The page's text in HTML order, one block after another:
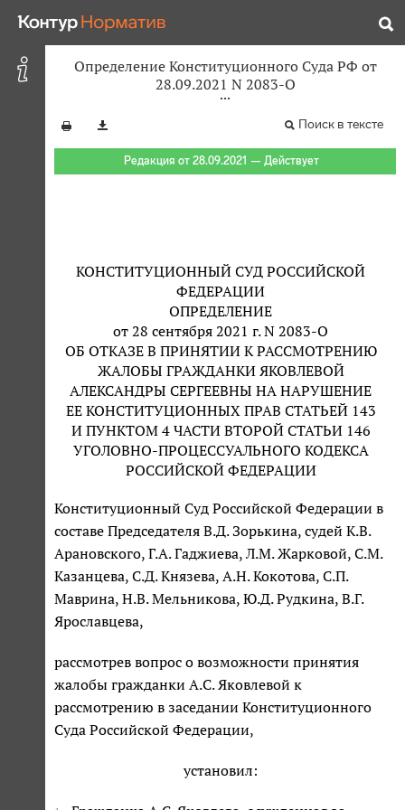
Определение Конституционного Суда РФ от
28.09.2021 N 2083-О
Поиск в тексте
Редакция от 28.09.2021 — Действует
КОНСТИТУЦИОННЫЙ СУД РОССИЙСКОЙ
ФЕДЕРАЦИИ
ОПРЕДЕЛЕНИЕ
от 28 сентября 2021 г. N 2083-О
ОБ ОТКАЗЕ В ПРИНЯТИИ К РАССМОТРЕНИЮ
ЖАЛОБЫ ГРАЖДАНКИ ЯКОВЛЕВОЙ
АЛЕКСАНДРЫ СЕРГЕЕВНЫ НА НАРУШЕНИЕ
ЕЕ КОНСТИТУЦИОННЫХ ПРАВ СТАТЬЕЙ 143
И ПУНКТОМ 4 ЧАСТИ ВТОРОЙ СТАТЬИ 146
УГОЛОВНО-ПРОЦЕССУАЛЬНОГО КОДЕКСА
РОССИЙСКОЙ ФЕДЕРАЦИИ
Конституционный Суд Российской Федерации в
составе Председателя В.Д. Зорькина, судей К.В.
Арановского, Г.А. Гаджиева, Л.М. Жарковой, С.М.
Казанцева, С.Д. Князева, А.Н. Кокотова, С.П.
Маврина, Н.В. Мельникова, Ю.Д. Рудкина, В.Г.
Ярославцева,
рассмотрев вопрос о возможности принятия
жалобы гражданки А.С. Яковлевой к
рассмотрению в заседании Конституционного
Суда Российской Федерации,
установил: